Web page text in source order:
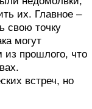
их. Главное –
свою точку
могут
из прошлого, что
встреч, но